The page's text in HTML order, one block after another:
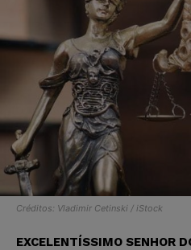
Créditos: Vladimir Cetinski / iStock
EXCELENTÍSSIMO SENHOR